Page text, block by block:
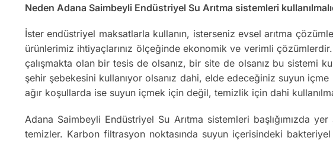
Neden Adana Saimbeyli Endüstriyel Su Arıtma sistemleri
İster endüstriyel maksatlarla kullanın, isterseniz evsel arıtma
ürünlerimiz ihtiyaçlarınız ölçeğinde ekonomik ve verimli
çalışmakta olan bir tesis de olsanız, bir site de olsanız bu sistemi
şehir şebekesini kullanıyor olsanız dahi, elde edeceğiniz suyun
ağır koşullarda ise suyun içmek için değil, temizlik için dahi
Adana Saimbeyli Endüstriyel Su Arıtma sistemleri başlığımızda
temizler. Karbon filtrasyon noktasında suyun içerisindeki